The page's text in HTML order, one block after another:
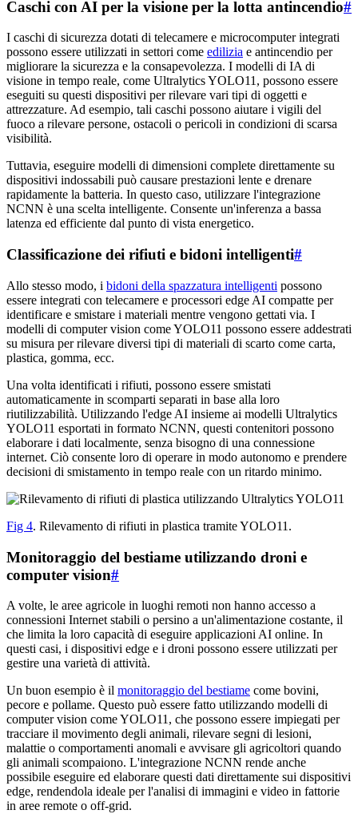
Caschi con AI per la visione per la lotta antincendio#
I caschi di sicurezza dotati di telecamere e microcomputer integrati
possono essere utilizzati in settori come edilizia e antincendio per
migliorare la sicurezza e la consapevolezza. I modelli di IA di
visione in tempo reale, come Ultralytics YOLO11, possono essere
eseguiti su questi dispositivi per rilevare vari tipi di oggetti e
attrezzature. Ad esempio, tali caschi possono aiutare i vigili del
fuoco a rilevare persone, ostacoli o pericoli in condizioni di scarsa
visibilità.
Tuttavia, eseguire modelli di dimensioni complete direttamente su
dispositivi indossabili può causare prestazioni lente e drenare
rapidamente la batteria. In questo caso, utilizzare l'integrazione
NCNN è una scelta intelligente. Consente un'inferenza a bassa
latenza ed efficiente dal punto di vista energetico.
Classificazione dei rifiuti e bidoni intelligenti#
Allo stesso modo, i bidoni della spazzatura intelligenti possono
essere integrati con telecamere e processori edge AI compatte per
identificare e smistare i materiali mentre vengono gettati via. I
modelli di computer vision come YOLO11 possono essere addestrati
su misura per rilevare diversi tipi di materiali di scarto come carta,
plastica, gomma, ecc.
Una volta identificati i rifiuti, possono essere smistati
automaticamente in scomparti separati in base alla loro
riutilizzabilità. Utilizzando l'edge AI insieme ai modelli Ultralytics
YOLO11 esportati in formato NCNN, questi contenitori possono
elaborare i dati localmente, senza bisogno di una connessione
internet. Ciò consente loro di operare in modo autonomo e prendere
decisioni di smistamento in tempo reale con un ritardo minimo.
Fig 4. Rilevamento di rifiuti in plastica tramite YOLO11.
Monitoraggio del bestiame utilizzando droni e
computer vision#
A volte, le aree agricole in luoghi remoti non hanno accesso a
connessioni Internet stabili o persino a un'alimentazione costante, il
che limita la loro capacità di eseguire applicazioni AI online. In
questi casi, i dispositivi edge e i droni possono essere utilizzati per
gestire una varietà di attività.
Un buon esempio è il monitoraggio del bestiame come bovini,
pecore e pollame. Questo può essere fatto utilizzando modelli di
computer vision come YOLO11, che possono essere impiegati per
tracciare il movimento degli animali, rilevare segni di lesioni,
malattie o comportamenti anomali e avvisare gli agricoltori quando
gli animali scompaiono. L'integrazione NCNN rende anche
possibile eseguire ed elaborare questi dati direttamente sui dispositivi
edge, rendendola ideale per l'analisi di immagini e video in fattorie
in aree remote o off-grid.